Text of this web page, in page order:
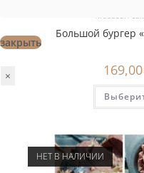
Магазин
Большой бургер
169,00
НЕТ В НАЛИЧИИ
закрыть
×